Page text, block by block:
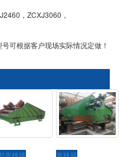
，ZCXJ3060，
可根据客户现场实际情况定做！
直线筛 直线筛